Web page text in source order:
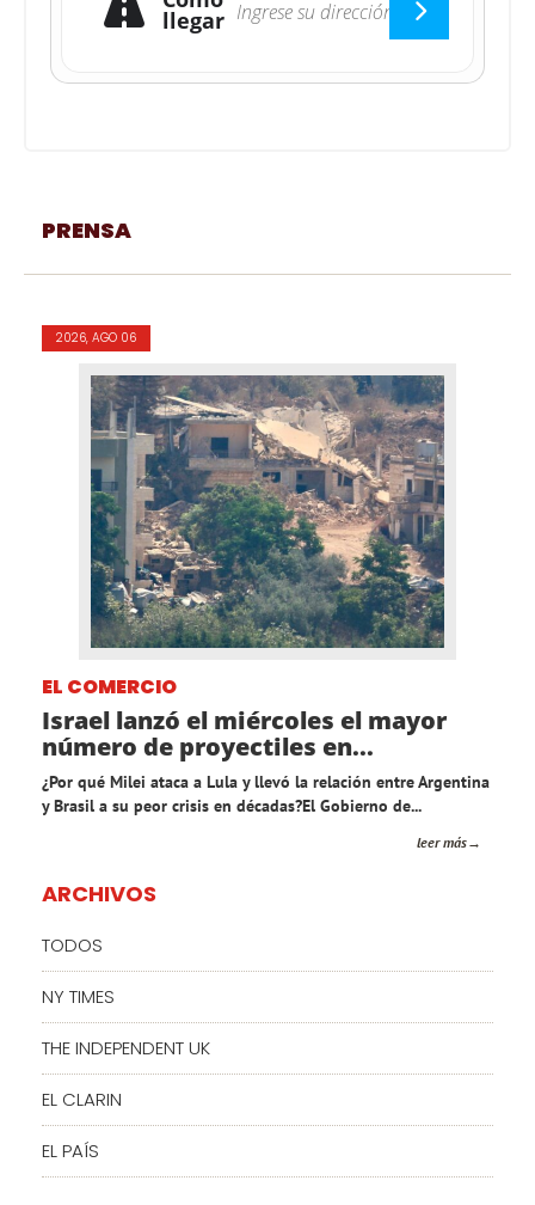
llegar
PRENSA
2026, AGO 06
EL COMERCIO
Israel lanzó el miércoles el mayor
número de proyectiles en...
¿Por qué Milei ataca a Lula y llevó la relación entre Argentina
y Brasil a su peor crisis en décadas?El Gobierno de...
leer más
ARCHIVOS
TODOS
NY TIMES
THE INDEPENDENT UK
EL CLARIN
EL PAÍS